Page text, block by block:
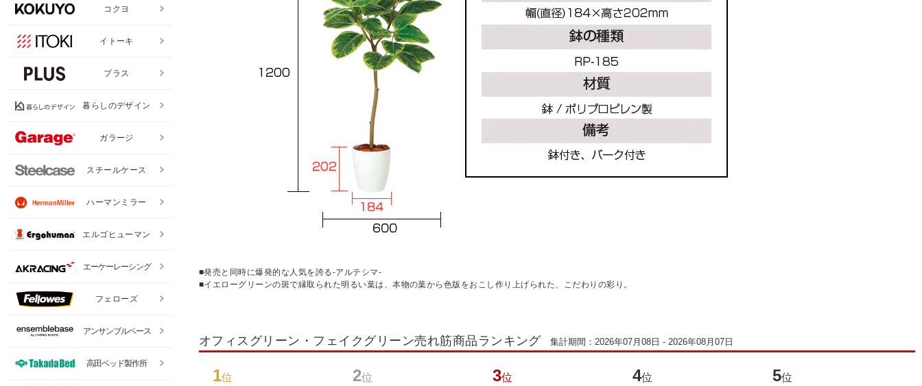
■発売と同時に爆発的な人気を誇る-アルテシマ-
■イエローグリーンの斑で縁取られた明るい葉は、本物の葉から色版をおこし作り上げられた、こだわりの彩り。
オフィスグリーン・フェイクグリーン売れ筋商品ランキング 集計期間：2026年07月08日 - 2026年08月07日
1位 2位 3位 4位 5位
コクヨ
イトーキ
プラス
暮らしのデザイン
ガラージ
スチールケース
ハーマンミラー
エルゴヒューマン
エーケーレーシング
フェローズ
アンサンブルベース
高田ベッド製作所